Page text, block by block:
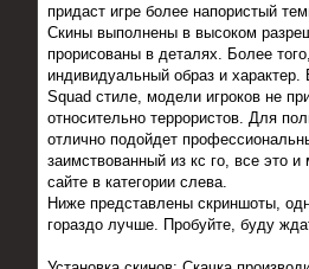
придаст игре более напористый
Скины выполнены в высоком
прорисованы в деталях. Более
индивидуальный образ и
Squad стиле, модели игроков не
относительно террористов. Для
отлично подойдет
заимствованный из кс го, все это
сайте в категории слева.
Ниже представлены скриншоты,
гораздо лучше. Пробуйте, буду